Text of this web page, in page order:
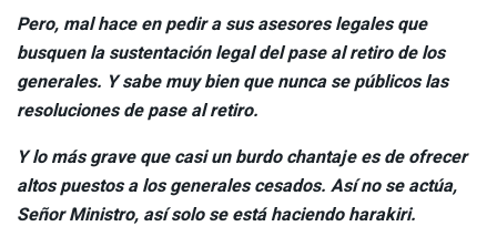
Pero, mal hace en pedir a sus asesores legales que
busquen la sustentación legal del pase al retiro de los
generales. Y sabe muy bien que nunca se públicos las
resoluciones de pase al retiro.
Y lo más grave que casi un burdo chantaje es de ofrecer
altos puestos a los generales cesados. Así no se actúa,
Señor Ministro, así solo se está haciendo harakiri.